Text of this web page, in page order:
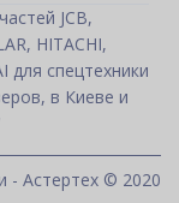
JCB,
HITACHI,
для спецтехники
в Киеве и
- Астертех © 2020